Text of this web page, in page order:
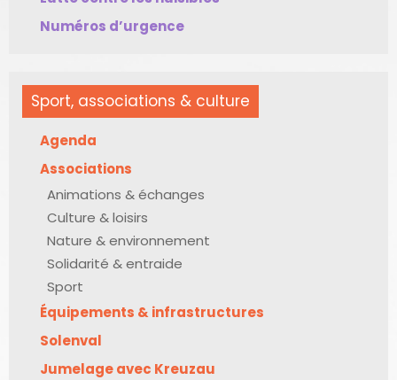
Numéros d’urgence
Sport, associations & culture
Agenda
Associations
Animations & échanges
Culture & loisirs
Nature & environnement
Solidarité & entraide
Sport
Équipements & infrastructures
Solenval
Jumelage avec Kreuzau